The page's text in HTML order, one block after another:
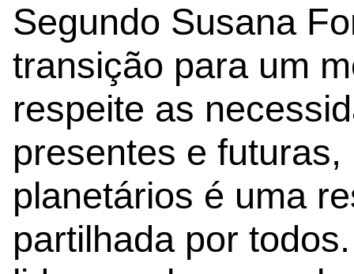
Segundo Susana
transição para um
respeite as
presentes e
planetários é uma
partilhada por